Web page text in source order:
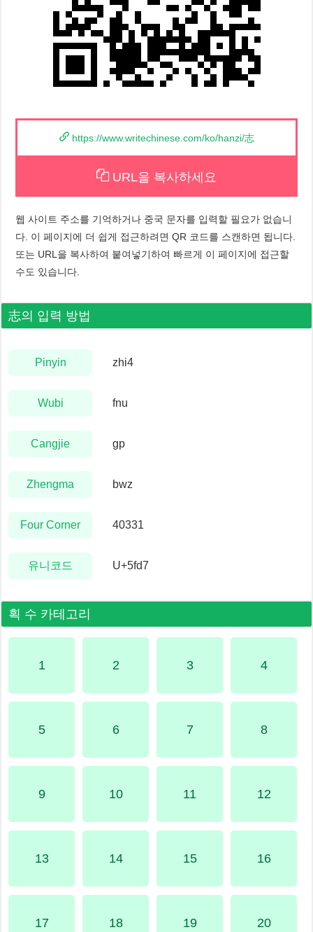
https://www.writechinese.com/ko/hanzi/志
URL을 복사하세요
웹 사이트 주소를 기억하거나 중국 문자를 입력할 필요가 없습니
다. 이 페이지에 더 쉽게 접근하려면 QR 코드를 스캔하면 됩니다.
또는 URL을 복사하여 붙여넣기하여 빠르게 이 페이지에 접근할
수도 있습니다.
志의 입력 방법
Pinyin zhi4
Wubi fnu
Cangjie gp
Zhengma bwz
Four Corner 40331
유니코드 U+5fd7
획 수 카테고리
1 2 3 4
5 6 7 8
9 10 11 12
13 14 15 16
17 18 19 20